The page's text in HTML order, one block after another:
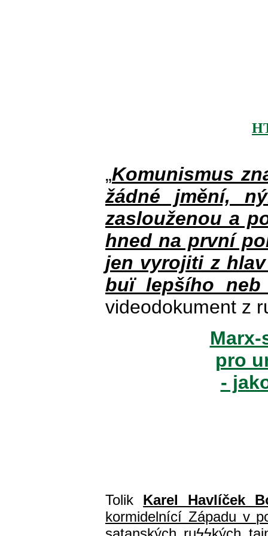
„Komunismus
žádné jmění,
zaslouženou a
hned na první
jen vyrojiti z
buï lepšího
videodokument z
pro
-
Tolik Karel Havlíček
kormidelnící Západu v